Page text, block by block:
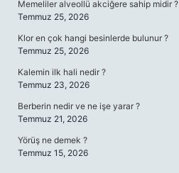
Memeliler alveollü akciğere sahip midir ?
Temmuz 25, 2026
Klor en çok hangi besinlerde bulunur ?
Temmuz 25, 2026
Kalemin ilk hali nedir ?
Temmuz 23, 2026
Berberin nedir ve ne işe yarar ?
Temmuz 21, 2026
Yörüş ne demek ?
Temmuz 15, 2026